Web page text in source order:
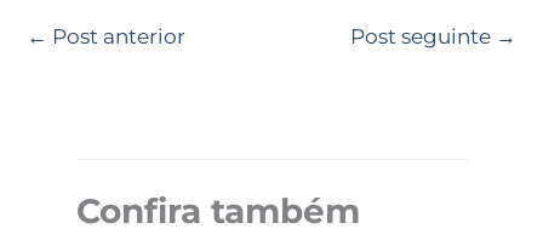
← Post anterior Post seguinte →
Confira também